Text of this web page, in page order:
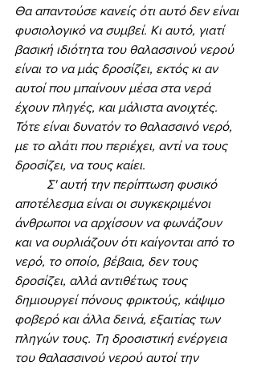
Θα απαντούσε κανείς ότι αυτό δεν είναι
φυσιολογικό να συμβεί. Κι αυτό, γιατί
βασική ιδιότητα του θαλασσινού νερού
είναι το να μάς δροσίζει, εκτός κι αν
αυτοί που μπαίνουν μέσα στα νερά
έχουν πληγές, και μάλιστα ανοιχτές.
Τότε είναι δυνατόν το θαλασσινό νερό,
με το αλάτι που περιέχει, αντί να τους
δροσίζει, να τους καίει.
αποτέλεσμα είναι οι συγκεκριμένοι
άνθρωποι να αρχίσουν να φωνάζουν
και να ουρλιάζουν ότι καίγονται από το
νερό, το οποίο, βέβαια, δεν τους
δροσίζει, αλλά αντιθέτως τους
δημιουργεί πόνους φρικτούς, κάψιμο
φοβερό και άλλα δεινά, εξαιτίας των
πληγών τους. Τη δροσιστική ενέργεια
του θαλασσινού νερού αυτοί την